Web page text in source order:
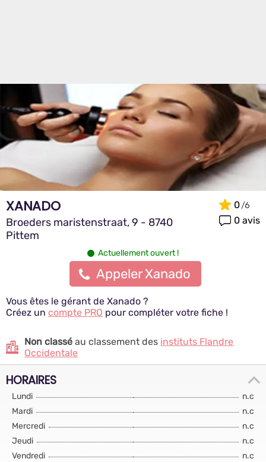
XANADO
Broeders maristenstraat, 9 - 8740
Pittem
0
0 avis
Actuellement ouvert !
Appeler Xanado
Vous êtes le gérant de Xanado ?
Créez un compte PRO pour compléter votre fiche !
Non classé au classement des instituts Flandre
Occidentale
HORAIRES
Lundi
n.c
Mardi
n.c
Mercredi
n.c
Jeudi
n.c
Vendredi
n.c